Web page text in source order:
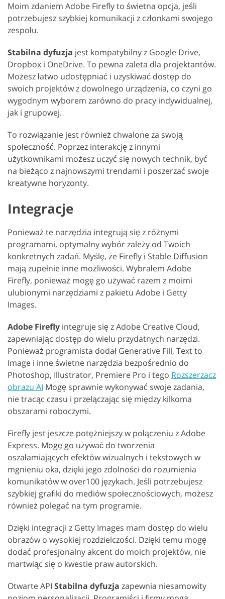
Moim zdaniem Adobe Firefly to świetna opcja, jeśli
potrzebujesz szybkiej komunikacji z członkami swojego
zespołu.
Stabilna dyfuzja jest kompatybilny z Google Drive,
Dropbox i OneDrive. To pewna zaleta dla projektantów.
Możesz łatwo udostępniać i uzyskiwać dostęp do
swoich projektów z dowolnego urządzenia, co czyni go
wygodnym wyborem zarówno do pracy indywidualnej,
jak i grupowej.
To rozwiązanie jest również chwalone za swoją
społeczność. Poprzez interakcję z innymi
użytkownikami możesz uczyć się nowych technik, być
na bieżąco z najnowszymi trendami i poszerzać swoje
kreatywne horyzonty.
Integracje
Ponieważ te narzędzia integrują się z różnymi
programami, optymalny wybór zależy od Twoich
konkretnych zadań. Myślę, że Firefly i Stable Diffusion
mają zupełnie inne możliwości. Wybrałem Adobe
Firefly, ponieważ mogę go używać razem z moimi
ulubionymi narzędziami z pakietu Adobe i Getty
Images.
Adobe Firefly integruje się z Adobe Creative Cloud,
zapewniając dostęp do wielu przydatnych narzędzi.
Ponieważ programista dodał Generative Fill, Text to
Image i inne świetne narzędzia bezpośrednio do
Photoshop, Illustrator, Premiere Pro i tego Rozszerzacz
obrazu AI Mogę sprawnie wykonywać swoje zadania,
nie tracąc czasu i przełączając się między kilkoma
obszarami roboczymi.
Firefly jest jeszcze potężniejszy w połączeniu z Adobe
Express. Mogę go używać do tworzenia
oszałamiających efektów wizualnych i tekstowych w
mgnieniu oka, dzięki jego zdolności do rozumienia
komunikatów w over100 językach. Jeśli potrzebujesz
szybkiej grafiki do mediów społecznościowych, możesz
również polegać na tym programie.
Dzięki integracji z Getty Images mam dostęp do wielu
obrazów o wysokiej rozdzielczości. Dzięki temu mogę
dodać profesjonalny akcent do moich projektów, nie
martwiąc się o kwestie praw autorskich.
Otwarte API Stabilna dyfuzja zapewnia niesamowity